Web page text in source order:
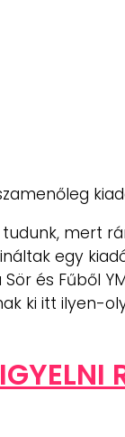
mert
egy
és Fűből
ki itt ilyen-